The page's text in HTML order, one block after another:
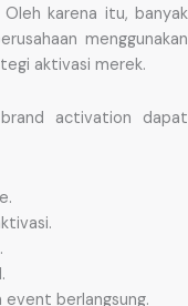
karena itu, banyak
menggunakan
aktivasi merek.
activation dapat
berlangsung.